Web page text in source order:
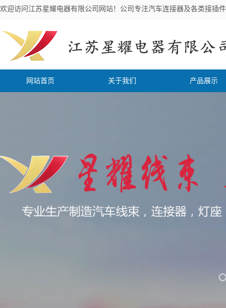
欢迎访问江苏星耀电器有限公司网站！公司专注汽车连接器及各类接插
网站首页 关于我们 产品展示